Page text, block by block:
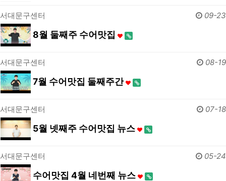
서대문구센터 09-23
8월 둘째주 수어맛집
서대문구센터 08-19
7월 수어맛집 둘째주간
서대문구센터 07-18
5월 넷째주 수어맛집 뉴스
서대문구센터 05-24
수어맛집 4월 네번째 뉴스